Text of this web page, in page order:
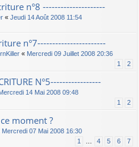
n°8 ---------------------
« Jeudi 14 Août 2008 11:54
n°7-----------------------
« Mercredi 09 Juillet 2008 20:36
1 2
N°5-----------------
14 Mai 2008 09:48
1 2
moment ?
Mercredi 07 Mai 2008 16:30
1 4 5 6 7